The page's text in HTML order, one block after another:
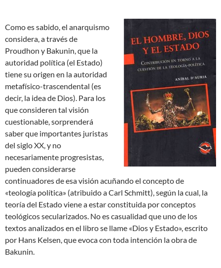
Como es sabido, el anarquismo
considera, a través de
Proudhon y Bakunin, que la
autoridad política (el Estado)
tiene su origen en la autoridad
metafísico-trascendental (es
decir, la idea de Dios). Para los
que consideren tal visión
cuestionable, sorprenderá
saber que importantes juristas
del siglo XX, y no
necesariamente progresistas,
pueden considerarse
continuadores de esa visión acuñando el concepto de
«teología política» (atribuido a Carl Schmitt), según la cual, la
teoría del Estado viene a estar constituida por conceptos
teológicos secularizados. No es casualidad que uno de los
textos analizados en el libro se llame «Dios y Estado», escrito
por Hans Kelsen, que evoca con toda intención la obra de
Bakunin.